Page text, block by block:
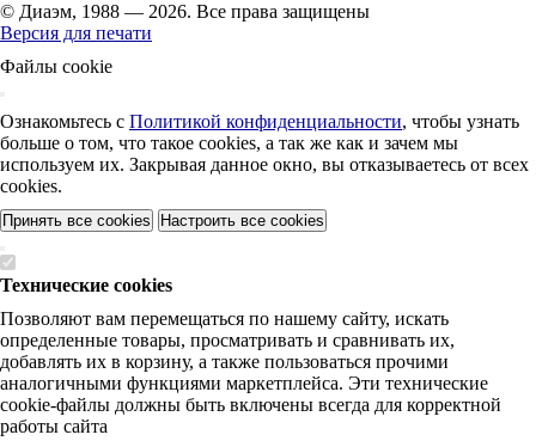
© Диаэм, 1988 — 2026. Все права защищены
Версия для печати
Файлы cookie
Ознакомьтесь с Политикой конфиденциальности, чтобы узнать
больше о том, что такое cookies, а так же как и зачем мы
используем их. Закрывая данное окно, вы отказываетесь от всех
cookies.
Принять все cookies Настроить все cookies
Технические cookies
Позволяют вам перемещаться по нашему сайту, искать
определенные товары, просматривать и сравнивать их,
добавлять их в корзину, а также пользоваться прочими
аналогичными функциями маркетплейса. Эти технические
cookie-файлы должны быть включены всегда для корректной
работы сайта